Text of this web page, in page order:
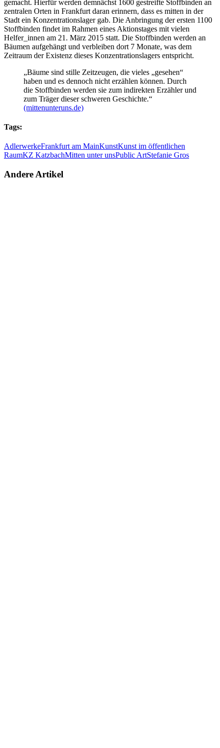
gemacht. Hierfür werden demnächst 1600 gestreifte Stoffbinden an
zentralen Orten in Frankfurt daran erinnern, dass es mitten in der
Stadt ein Konzentrationslager gab. Die Anbringung der ersten 1100
Stoffbinden findet im Rahmen eines Aktionstages mit vielen
Helfer_innen am 21. März 2015 statt. Die Stoffbinden werden an
Bäumen aufgehängt und verbleiben dort 7 Monate, was dem
Zeitraum der Existenz dieses Konzentrationslagers entspricht.
„Bäume sind stille Zeitzeugen, die vieles „gesehen“
haben und es dennoch nicht erzählen können. Durch
die Stoffbinden werden sie zum indirekten Erzähler und
zum Träger dieser schweren Geschichte.“
(mittenunteruns.de)
Tags:
AdlerwerkeFrankfurt am MainKunstKunst im öffentlichen
RaumKZ KatzbachMitten unter unsPublic ArtStefanie Gros
Andere Artikel